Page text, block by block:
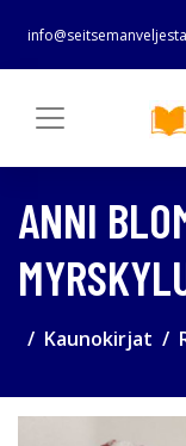
ANNI
Kaunokirjat